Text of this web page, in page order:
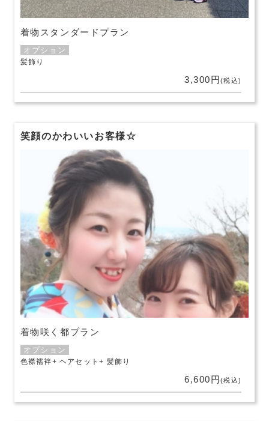
着物スタンダードプラン
オプション
髪飾り
3,300円(税込)
笑顔のかわいいお客様☆
着物咲く都プラン
オプション
色襟襦袢 ヘアセット 髪飾り
6,600円(税込)